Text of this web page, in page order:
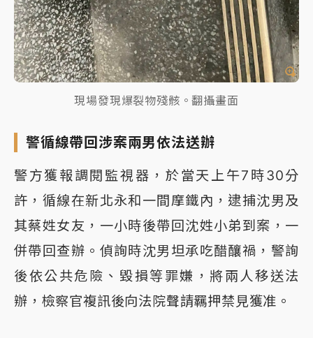
現場發現爆裂物殘骸。翻攝畫面
警循線帶回涉案兩男依法送辦
警方獲報調閱監視器，於當天上午7時30分
許，循線在新北永和一間摩鐵內，逮捕沈男及
其蔡姓女友，一小時後帶回沈姓小弟到案，一
併帶回查辦。偵詢時沈男坦承吃醋釀禍，警詢
後依公共危險、毀損等罪嫌，將兩人移送法
辦，檢察官複訊後向法院聲請羈押禁見獲准。